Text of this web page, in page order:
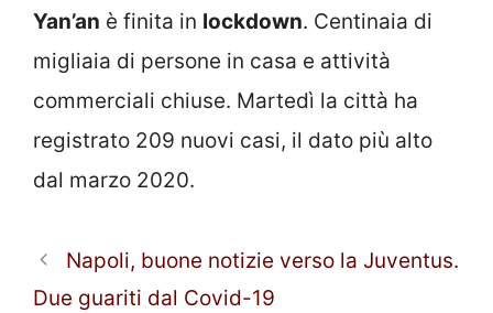
Yan’an è finita in lockdown. Centinaia di
migliaia di persone in casa e attività
commerciali chiuse. Martedì la città ha
registrato 209 nuovi casi, il dato più alto
dal marzo 2020.
Napoli, buone notizie verso la Juventus.
Due guariti dal Covid-19